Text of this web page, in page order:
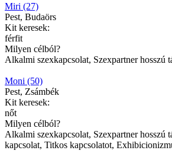
Miri (27)
Pest, Budaörs
Kit keresek:
férfit
Milyen célból?
Alkalmi szexkapcsolat, Szexpartner hosszú
Moni (50)
Pest, Zsámbék
Kit keresek:
nőt
Milyen célból?
Alkalmi szexkapcsolat, Szexpartner hosszú
kapcsolat, Titkos kapcsolatot,